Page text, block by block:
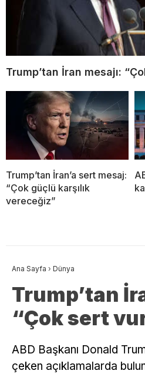
Trump’tan İran mesajı:
Trump’tan İran’a sert mesaj:
“Çok güçlü karşılık
vereceğiz”
Ana Sayfa › Dünya
Trump’tan
“Çok sert
ABD Başkanı Donald
çeken açıklamalarda